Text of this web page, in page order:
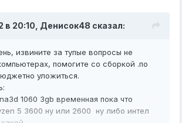
в 20:10, Денисок48 сказал:
извините за тупые вопросы не
помогите со сборкой .по
уложиться.
1060 3gb временная пока что
5 3600 ну или 2600 ну либо интел